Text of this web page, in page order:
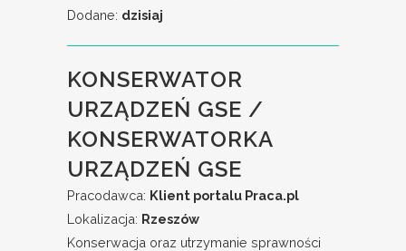
Dodane: dzisiaj
KONSERWATOR
URZĄDZEŃ GSE /
KONSERWATORKA
URZĄDZEŃ GSE
Pracodawca: Klient portalu Praca.pl
Lokalizacja: Rzeszów
Konserwacja oraz utrzymanie sprawności